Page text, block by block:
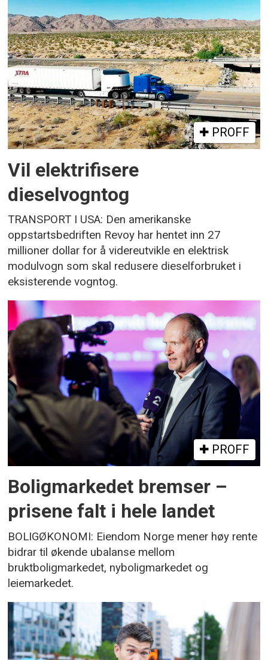
PROFF
Vil elektrifisere
dieselvogntog
TRANSPORT I USA: Den amerikanske
oppstartsbedriften Revoy har hentet inn 27
millioner dollar for å videreutvikle en elektrisk
modulvogn som skal redusere dieselforbruket i
eksisterende vogntog.
PROFF
Boligmarkedet bremser –
prisene falt i hele landet
BOLIGØKONOMI: Eiendom Norge mener høy rente
bidrar til økende ubalanse mellom
bruktboligmarkedet, nyboligmarkedet og
leiemarkedet.